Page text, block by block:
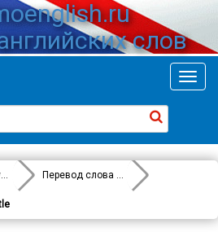
слов
Английский - русский Перевод слова
Battle